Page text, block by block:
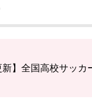
新】全国高校サッ